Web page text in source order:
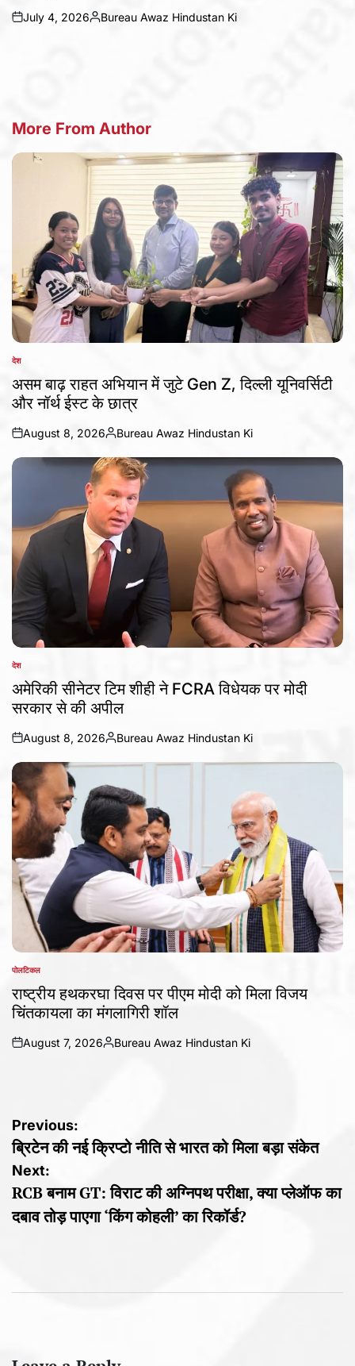
on
July 4, 2026
Posted
Bureau Awaz Hindustan Ki
More From Author
POSTED
देश
असम बाढ़ राहत अभियान में जुटे Gen Z, दिल्ली यूनिवर्सिटी
और नॉर्थ ईस्ट के छात्र
on
August 8, 2026
Posted
by
Bureau Awaz Hindustan Ki
POSTED
देश
अमेरिकी सीनेटर टिम शीही ने FCRA विधेयक पर मोदी
सरकार से की अपील
on
August 8, 2026
Posted
by
Bureau Awaz Hindustan Ki
POSTED
पोलटिकल
राष्ट्रीय हथकरघा दिवस पर पीएम मोदी को मिला विजय
चिंतकायला का मंगलागिरी शॉल
on
August 7, 2026
Posted
Bureau Awaz Hindustan Ki
Post
navigation
Previous:
ब्रिटेन की नई क्रिप्टो नीति से भारत को मिला बड़ा संकेत
Next:
RCB बनाम GT: विराट की अग्निपथ परीक्षा, क्या प्लेऑफ का
दबाव तोड़ पाएगा ‘किंग कोहली’ का रिकॉर्ड?